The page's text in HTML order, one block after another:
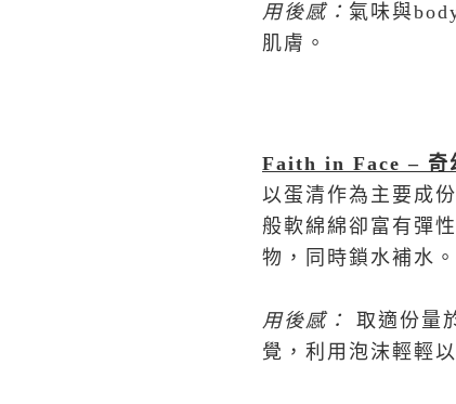
用後感： 氣味與
肌膚。
Faith in Face – 奇
以蛋清作為主要成
般軟綿綿卻富有彈
物，同時鎖水補水。
用後感：
取適份量
覺，利用泡沫輕輕